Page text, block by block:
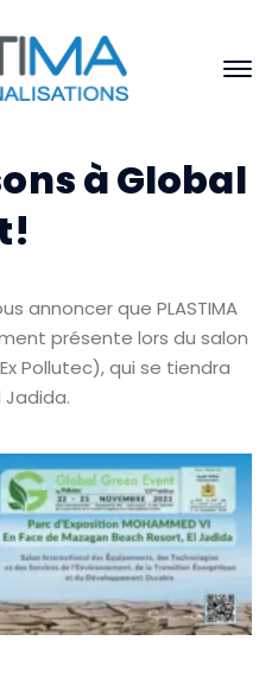
à Global
annoncer que PLASTIMA
présente lors du salon
Pollutec), qui se tiendra
Jadida.